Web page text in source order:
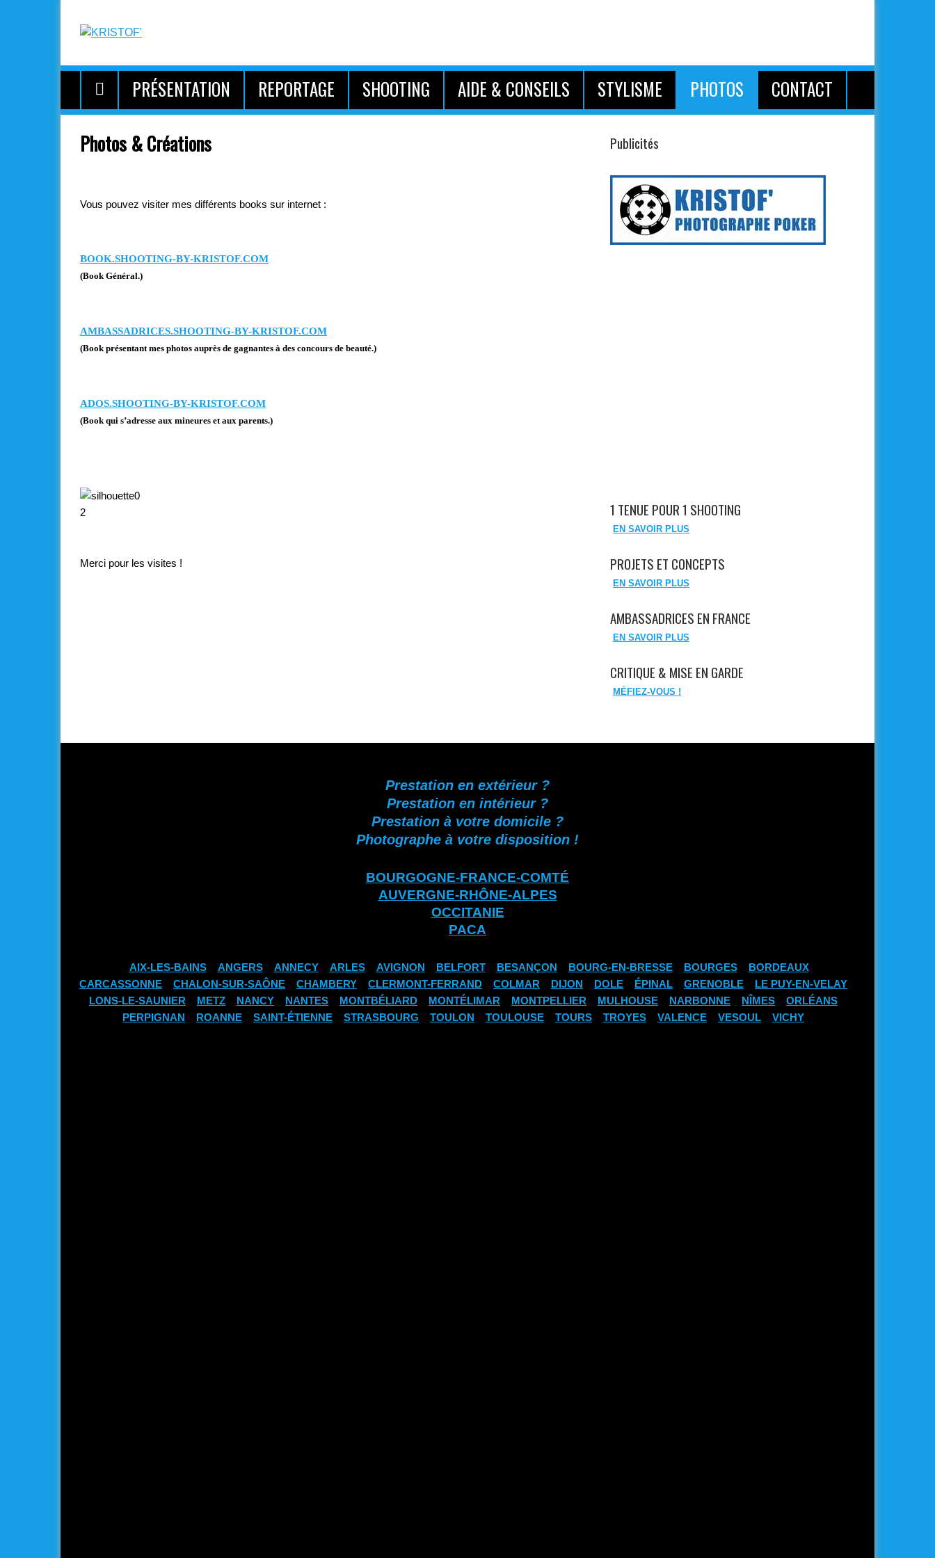
PRÉSENTATION REPORTAGE SHOOTING AIDE & CONSEILS STYLISME PHOTOS CONTACT
Photos & Créations
Vous pouvez visiter mes différents books sur internet :
BOOK.SHOOTING-BY-KRISTOF.COM
(Book Général.)
AMBASSADRICES.SHOOTING-BY-KRISTOF.COM
(Book présentant mes photos auprès de gagnantes à des concours de beauté.)
ADOS.SHOOTING-BY-KRISTOF.COM
(Book qui s’adresse aux mineures et aux parents.)
Merci pour les visites !
Publicités
1 TENUE POUR 1 SHOOTING
EN SAVOIR PLUS
PROJETS ET CONCEPTS
EN SAVOIR PLUS
AMBASSADRICES EN FRANCE
EN SAVOIR PLUS
CRITIQUE & MISE EN GARDE
MÉFIEZ-VOUS !
Prestation en extérieur ?
Prestation en intérieur ?
Prestation à votre domicile ?
Photographe à votre disposition !
BOURGOGNE-FRANCE-COMTÉ
AUVERGNE-RHÔNE-ALPES
OCCITANIE
PACA
AIX-LES-BAINS ANGERS ANNECY ARLES AVIGNON BELFORT BESANÇON BOURG-EN-BRESSE BOURGES
BORDEAUX
CARCASSONNE
CHALON-SUR-SAÔNE CHAMBERY CLERMONT-FERRAND COLMAR DIJON DOLE ÉPINAL GRENOBLE
LE PUY-EN-VELAY
LONS-LE-SAUNIER
METZ NANCY NANTES MONTBÉLIARD MONTÉLIMAR MONTPELLIER MULHOUSE NARBONNE NÎMES
ORLÉANS
PERPIGNAN
ROANNE SAINT-ÉTIENNE STRASBOURG TOULON TOULOUSE TOURS TROYES VALENCE VESOUL VICHY